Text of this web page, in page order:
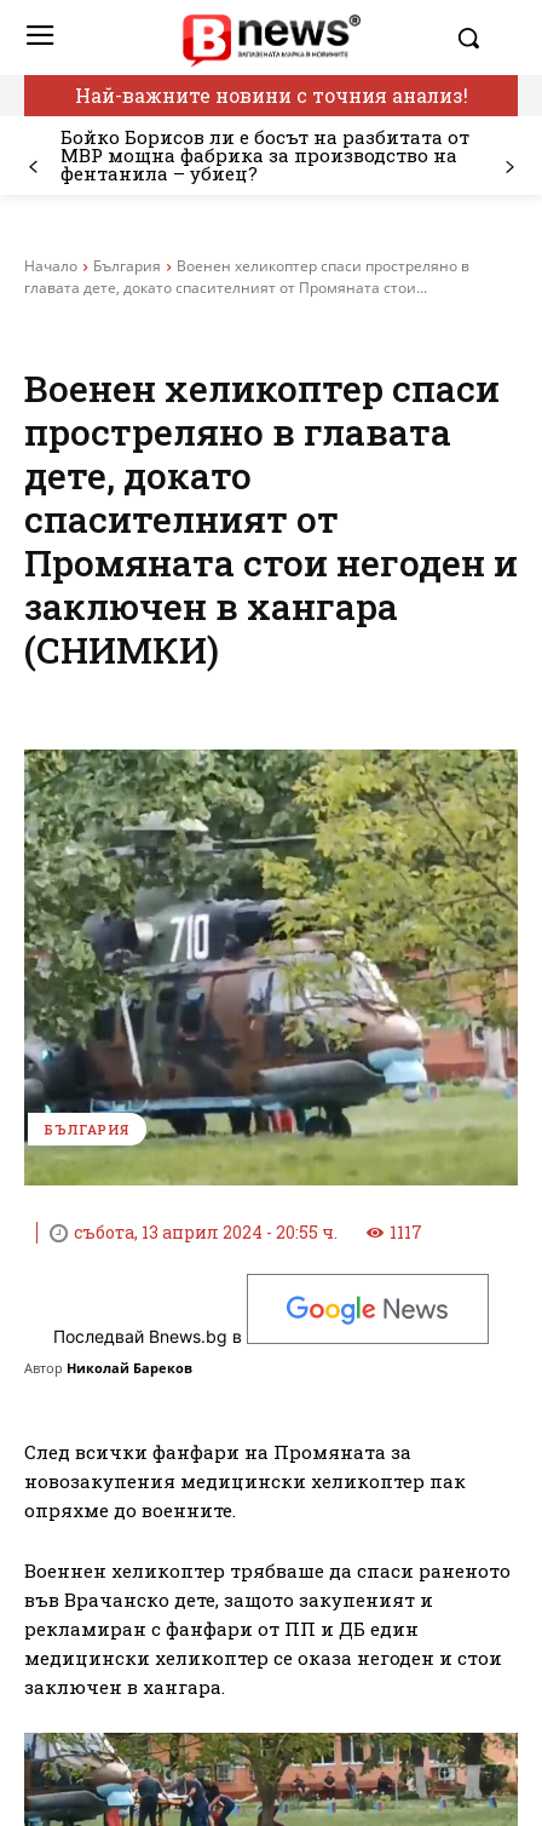
Най-важните новини с точния анализ!
Бойко Борисов ли е босът на разбитата от
МВР мощна фабрика за производство на
фентанила – убиец?
Начало България
Военен хеликоптер спаси простреляно в
главата дете, докато спасителният от Промяната стои...
Военен хеликоптер спаси
простреляно в главата
дете, докато
спасителният от
Промяната стои негоден и
заключен в хангара
(СНИМКИ)
БЪЛГАРИЯ
събота, 13 април 2024 - 20:55 ч. 1117
Последвай Bnews.bg в
Автор Николай Бареков
След всички фанфари на Промяната за
новозакупения медицински хеликоптер пак
опряхме до военните.
Военнен хеликоптер трябваше да спаси раненото
във Врачанско дете, защото закупеният и
рекламиран с фанфари от ПП и ДБ един
медицински хеликоптер се оказа негоден и стои
заключен в хангара.